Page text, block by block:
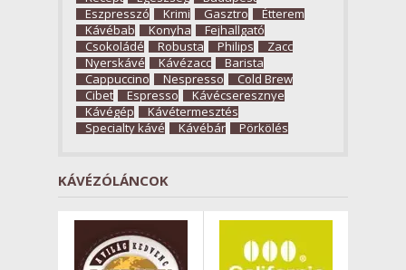
Eszpresszó
Krimi Gasztro
Étterem
Kávébab
Konyha
Fejhallgató
Csokoládé
Robusta Philips
Zacc
Nyerskávé
Kávézacc
Barista
Cappuccino
Nespresso
Cold Brew
Cibet
Espresso
Kávécseresznye
Kávégép
Kávétermesztés
Specialty kávé
Kávébár Pörkölés
KÁVÉZÓLÁNCOK